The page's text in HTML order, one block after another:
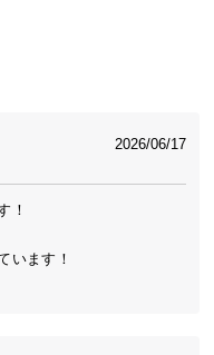
2026/06/17
！
います！